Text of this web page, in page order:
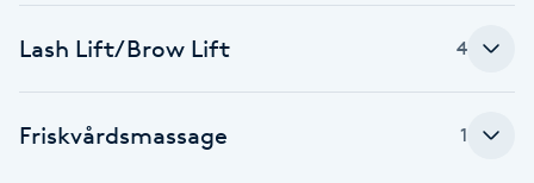
Gellack
Gellack med förstärkning
Lash Lift/Brow Lift 4
Friskvårdsmassage 1